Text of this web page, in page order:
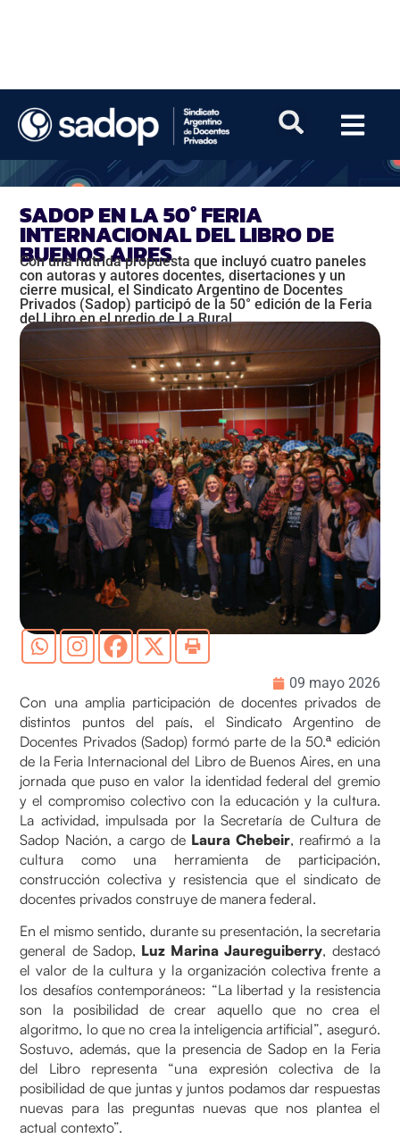
SADOP EN LA 50° FERIA
INTERNACIONAL DEL LIBRO DE
BUENOS AIRES
Con una nutrida propuesta que incluyó cuatro paneles
con autoras y autores docentes, disertaciones y un
cierre musical, el Sindicato Argentino de Docentes
Privados (Sadop) participó de la 50° edición de la Feria
del Libro en el predio de La Rural.
09 mayo 2026
Con una amplia participación de docentes privados de
distintos puntos del país, el Sindicato Argentino de
Docentes Privados (Sadop) formó parte de la 50.ª edición
de la Feria Internacional del Libro de Buenos Aires, en una
jornada que puso en valor la identidad federal del gremio
y el compromiso colectivo con la educación y la cultura.
La actividad, impulsada por la Secretaría de Cultura de
Sadop Nación, a cargo de Laura Chebeir, reafirmó a la
cultura como una herramienta de participación,
construcción colectiva y resistencia que el sindicato de
docentes privados construye de manera federal.
En el mismo sentido, durante su presentación, la secretaria
general de Sadop, Luz Marina Jaureguiberry, destacó
el valor de la cultura y la organización colectiva frente a
los desafíos contemporáneos: “La libertad y la resistencia
son la posibilidad de crear aquello que no crea el
algoritmo, lo que no crea la inteligencia artificial”, aseguró.
Sostuvo, además, que la presencia de Sadop en la Feria
del Libro representa “una expresión colectiva de la
posibilidad de que juntas y juntos podamos dar respuestas
nuevas para las preguntas nuevas que nos plantea el
actual contexto”.